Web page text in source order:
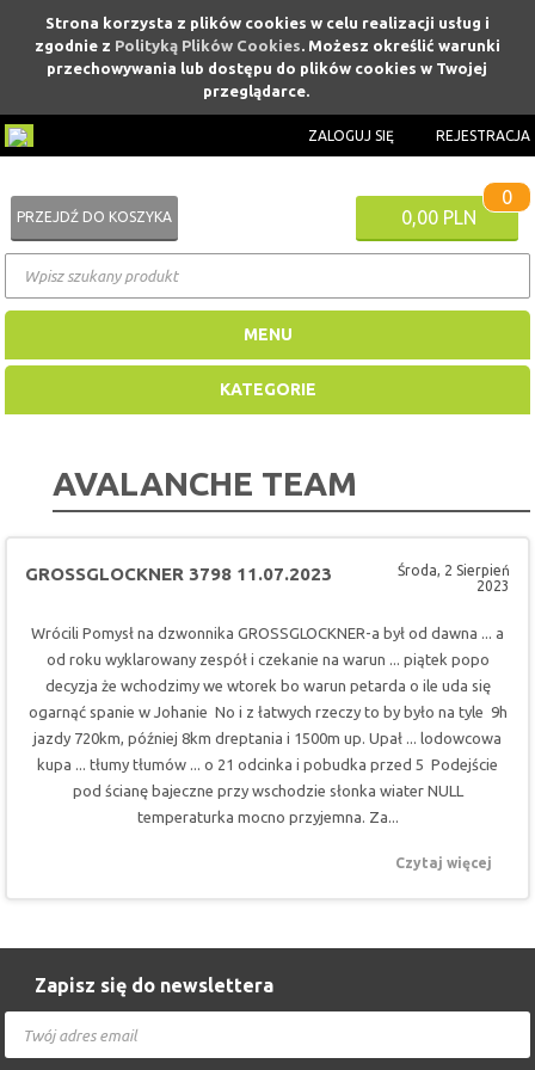
Strona korzysta z plików cookies w celu realizacji usług i
zgodnie z Polityką Plików Cookies. Możesz określić warunki
przechowywania lub dostępu do plików cookies w Twojej
przeglądarce.
ZALOGUJ SIĘ REJESTRACJA
0,00 PLN
0
PRZEJDŹ DO KOSZYKA
MENU
KATEGORIE
AVALANCHE TEAM
GROSSGLOCKNER 3798 11.07.2023
Środa, 2 Sierpień
2023
Wrócili Pomysł na dzwonnika GROSSGLOCKNER-a był od dawna ... a
od roku wyklarowany zespół i czekanie na warun ... piątek popo
decyzja że wchodzimy we wtorek bo warun petarda o ile uda się
ogarnąć spanie w Johanie No i z łatwych rzeczy to by było na tyle 9h
jazdy 720km, później 8km dreptania i 1500m up. Upał ... lodowcowa
kupa ... tłumy tłumów ... o 21 odcinka i pobudka przed 5 Podejście
pod ścianę bajeczne przy wschodzie słonka wiater NULL
temperaturka mocno przyjemna. Za...
Czytaj więcej
Zapisz się do newslettera